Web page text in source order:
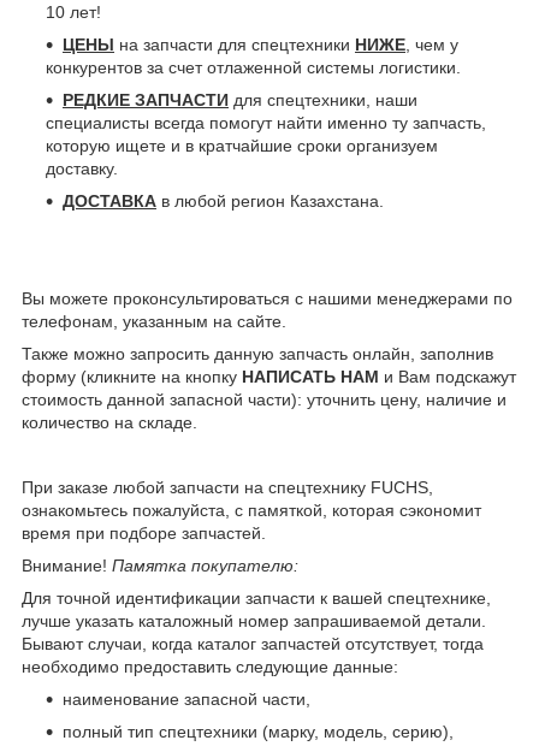
10 лет!
ЦЕНЫ на запчасти для спецтехники НИЖЕ , чем у
конкурентов за счет отлаженной системы логистики.
РЕДКИЕ ЗАПЧАСТИ для спецтехники, наши
специалисты всегда помогут найти именно ту запчасть,
которую ищете и в кратчайшие сроки организуем
доставку.
ДОСТАВКА в любой регион Казахстана.
Вы можете проконсультироваться с нашими менеджерами по
телефонам, указанным на сайте.
Также можно запросить данную запчасть онлайн, заполнив
форму (кликните на кнопку НАПИСАТЬ НАМ и Вам подскажут
стоимость данной запасной части): уточнить цену, наличие и
количество на складе.
При заказе любой запчасти на спецтехнику FUCHS,
ознакомьтесь пожалуйста, с памяткой, которая сэкономит
время при подборе запчастей.
Внимание! Памятка покупателю:
Для точной идентификации запчасти к вашей спецтехнике,
лучше указать каталожный номер запрашиваемой детали.
Бывают случаи, когда каталог запчастей отсутствует, тогда
необходимо предоставить следующие данные:
наименование запасной части,
полный тип спецтехники (марку, модель, серию),